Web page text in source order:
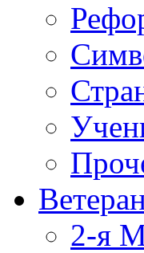
2-я